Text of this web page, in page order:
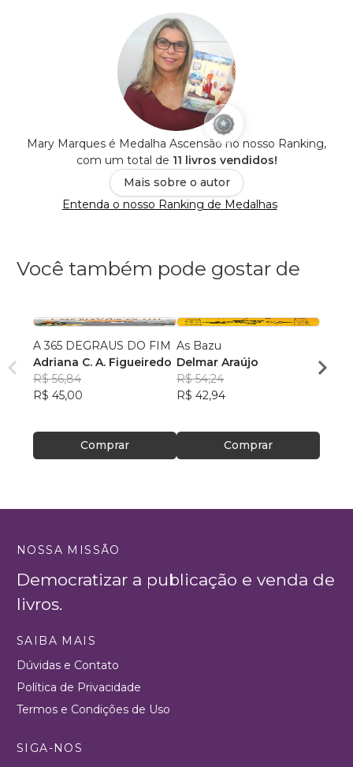
Mary Marques é Medalha Ascensão no nosso Ranking,
com um total de 11 livros vendidos!
Mais sobre o autor
Entenda o nosso Ranking de Medalhas
Você também pode gostar de
A 365 DEGRAUS DO FIM
Adriana C. A. Figueiredo
R$ 56,84
R$ 45,00
Comprar
As Bazu
Delmar Araújo
R$ 54,24
R$ 42,94
Comprar
R$
NOSSA MISSÃO
Democratizar a publicação e venda de
livros.
SAIBA MAIS
Dúvidas e Contato
Política de Privacidade
Termos e Condições de Uso
SIGA-NOS